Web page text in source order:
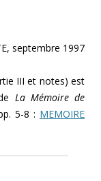
septembre 1997
III et notes) est
La Mémoire de
5-8 : MEMOIRE